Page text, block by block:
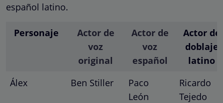
español latino.
Personaje
Actor de
voz
original
Actor de
voz
español
Actor de
doblaje
latino
Álex
Ben Stiller
Paco
León
Ricardo
Tejedo